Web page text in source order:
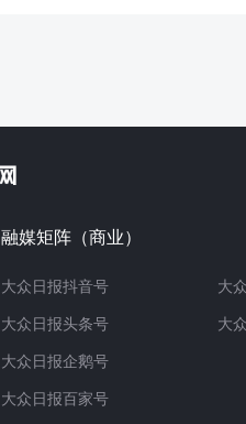
融媒矩阵（商业）
大众日报抖音号
大众日报头条号
大众日报企鹅号
大众日报百家号
大
大